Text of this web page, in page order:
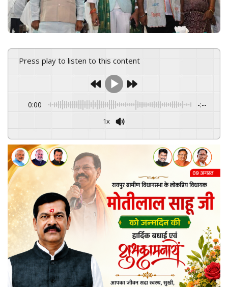
Press play to listen to this content
0:00 -:--
1x
GSpeech